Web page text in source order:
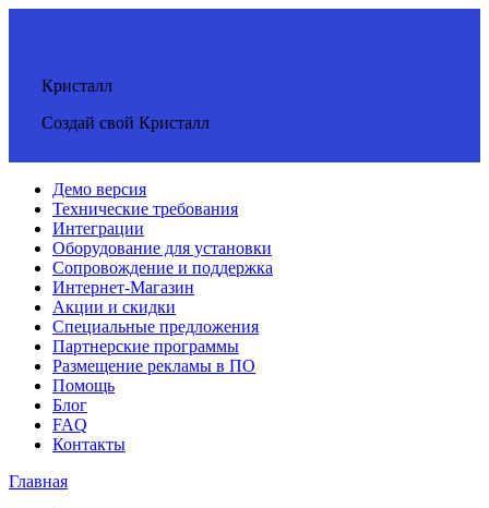
Кристалл
Создай свой Кристалл
Демо версия
Технические требования
Интеграции
Оборудование для установки
Сопровождение и поддержка
Интернет-Магазин
Акции и скидки
Специальные предложения
Партнерские программы
Размещение рекламы в ПО
Помощь
Блог
FAQ
Контакты
Главная